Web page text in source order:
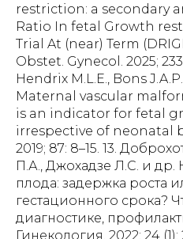
restriction: a secondary
Ratio In fetal Growth
Trial At (near) Term
Obstet. Gynecol. 2025; 233
Hendrix M.L.E., Bons
Maternal vascular
is an indicator for fetal
irrespective of neonatal
2019; 87: 8–15. 13.
П.А., Джохадзе Л.С. и др.
плода: задержка роста
гестационного срока?
диагностике,
Гинекология. 2022; 24 (1):